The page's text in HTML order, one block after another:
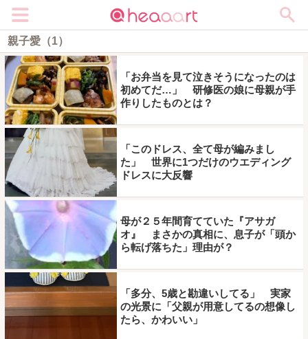
親子愛（1）
「お弁当を見て泣きそうになったのは
初めてだ…」 研修医の娘に母親が手
作りしたものとは？
「このドレス、全て母が編みまし
た」 世界に1つだけのウエディング
ドレスに大反響
母が２５年間育てていた『アサガ
オ』 まさかの真相に、息子が「頭か
ら転げ落ちた」理由が？
「多分、5歳と勘違いしてる」 実家
の光景に「父親が用意してるの想像し
たら、かわいい」